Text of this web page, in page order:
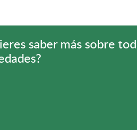
saber más sobre